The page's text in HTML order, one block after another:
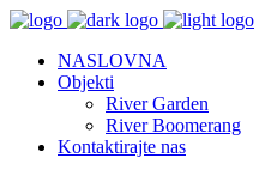
NASLOVNA
Objekti
River Garden
River Boomerang
Kontaktirajte nas